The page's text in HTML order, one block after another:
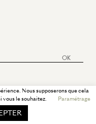
OK
Nous supposerons que cela
vous le souhaitez.
Paramétrage